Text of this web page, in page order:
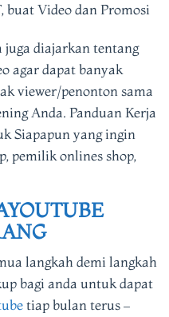
buat Video dan Promosi
juga diajarkan tentang
agar dapat banyak
viewer/penonton sama
Anda. Panduan Kerja
Siapapun yang ingin
pemilik onlines shop,
langkah demi langkah
bagi anda untuk dapat
tiap bulan terus –